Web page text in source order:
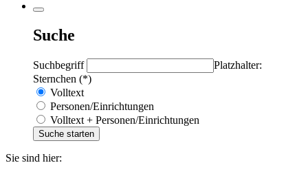
Suche
Suchbegriff
Platzhalter:
Sternchen (*)
Volltext
Personen/Einrichtungen
Volltext + Personen/Einrichtungen
Sie sind hier: